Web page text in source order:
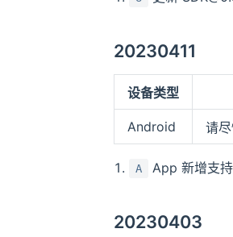
20230411
设备类型
Android 请
A App 新增支
20230403